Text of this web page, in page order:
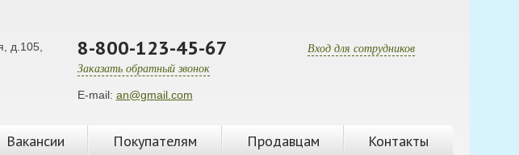
д.105,
8-800-123-45-67
Заказать обратный звонок
E-mail: an@gmail.com
Вход для сотрудников
Вакансии Покупателям Продавцам Контакты